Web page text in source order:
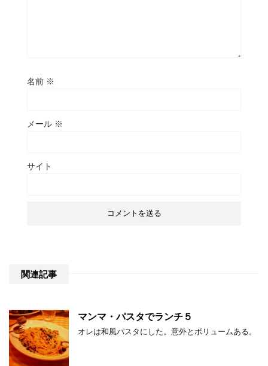
名前 ※
メール ※
サイト
関連記事
マンマ・パスタでランチ５
オレは和風パスタにした。意外とボリュームある。